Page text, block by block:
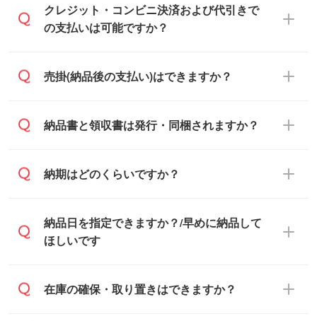
通常、翌営業日までにお送りしておりま
す。混雑状況によっては、お時間をいただ
翌営業日以降のご連絡となります。
クレジット・コンビニ決済および代引きで
の支払いは可能ですか？
銀行振込のみのご対応となります。
売掛(納品後の支払い)はできますか？
基本的には先入金をお願いしております
に対応可能です。
人様からご注文いただく場合でも、お支払
い元が学校や幼稚園・保育園であれば、同
す。
納品書と領収書は発行・同梱されますか？
納品書・領収書は ご依頼をいただいた場合
でお送りします。
原本の郵送をご希望の場合は、担当スタッ
備考欄』よりお知らせください。
納期はどのくらいですか？
・印刷する場合(500個程度)
ご入金、イメージ画像の校了から約2週間
・商品のみ注文する場合(サンプル購入を含
納品日を指定できますか？/早めに納品して
ほしいです
ご希望の納期がある場合は、お問い合わ
在庫の確保・取り置きはできますか？